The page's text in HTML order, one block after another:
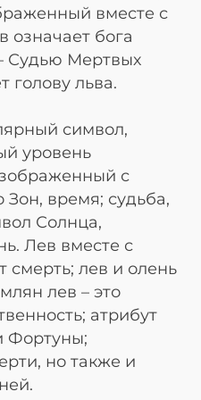
вместе с
означает бога
Судью Мертвых
голову льва.
символ,
уровень
с
Зон, время; судьба,
Солнца,
Лев вместе с
лев и олень
лев – это
атрибут
Фортуны;
но также и